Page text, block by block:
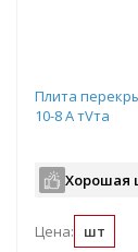
Плита
10-8 А тVта
Хорошая
Цена: шт